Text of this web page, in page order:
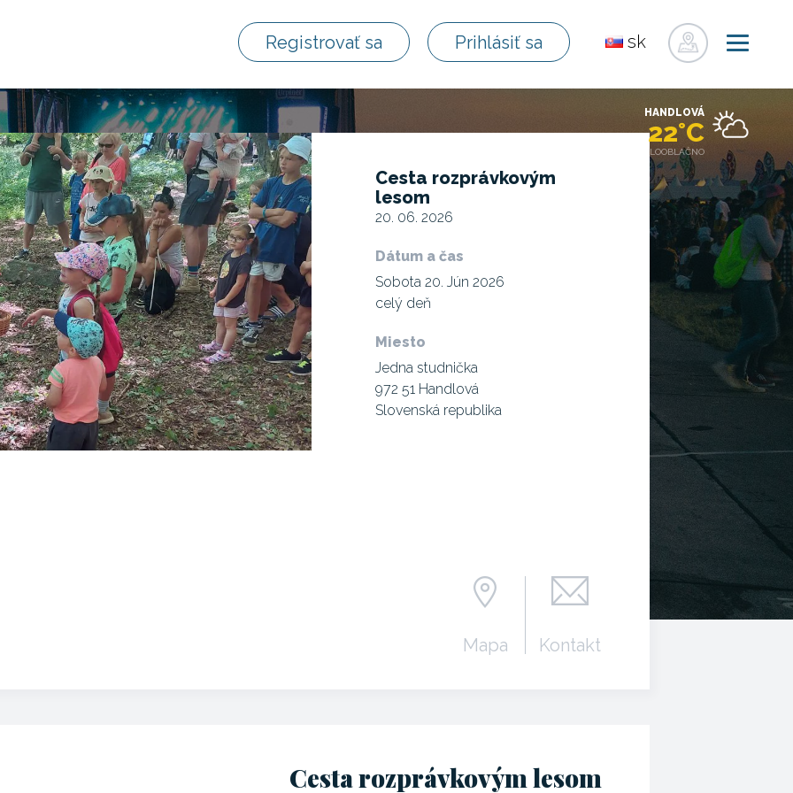
Registrovať sa Prihlásiť sa
sk
HANDLOVÁ
22°C
POLOOBLAČNO
Cesta rozprávkovým
lesom
20. 06. 2026
Dátum a čas
Sobota 20. Jún 2026
celý deň
Miesto
Jedna studnička
972 51 Handlová
Slovenská republika
Mapa Kontakt
Cesta rozprávkovým lesom